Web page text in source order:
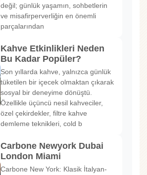
değil; günlük yaşamın, sohbetlerin
ve misafirperverliğin en önemli
parçalarından
Kahve Etkinlikleri Neden
Bu Kadar Popüler?
Son yıllarda kahve, yalnızca günlük
tüketilen bir içecek olmaktan çıkarak
sosyal bir deneyime dönüştü.
Özellikle üçüncü nesil kahveciler,
özel çekirdekler, filtre kahve
demleme teknikleri, cold b
Carbone Newyork Dubai
London Miami
Carbone New York: Klasik İtalyan-